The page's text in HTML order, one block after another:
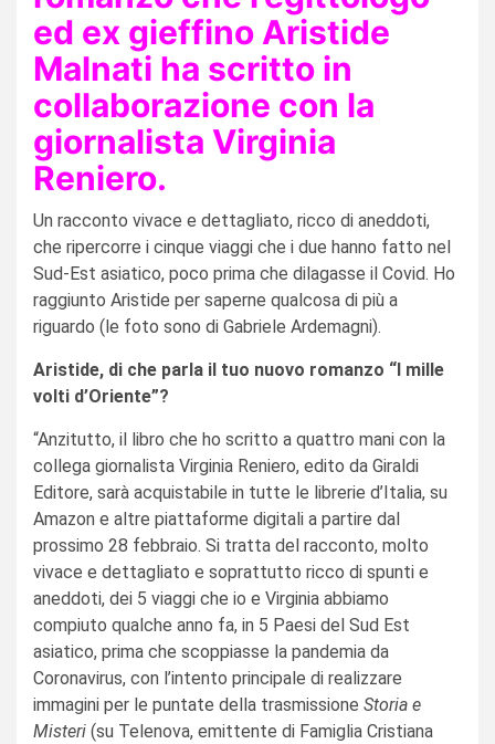
ed ex gieffino Aristide
Malnati ha scritto in
collaborazione con la
giornalista Virginia
Reniero.
Un racconto vivace e dettagliato, ricco di aneddoti,
che ripercorre i cinque viaggi che i due hanno fatto nel
Sud-Est asiatico, poco prima che dilagasse il Covid. Ho
raggiunto Aristide per saperne qualcosa di più a
riguardo (le foto sono di Gabriele Ardemagni).
Aristide, di che parla il tuo nuovo romanzo “I mille
volti d’Oriente”?
“Anzitutto, il libro che ho scritto a quattro mani con la
collega giornalista Virginia Reniero, edito da Giraldi
Editore, sarà acquistabile in tutte le librerie d’Italia, su
Amazon e altre piattaforme digitali a partire dal
prossimo 28 febbraio. Si tratta del racconto, molto
vivace e dettagliato e soprattutto ricco di spunti e
aneddoti, dei 5 viaggi che io e Virginia abbiamo
compiuto qualche anno fa, in 5 Paesi del Sud Est
asiatico, prima che scoppiasse la pandemia da
Coronavirus, con l’intento principale di realizzare
immagini per le puntate della trasmissione Storia e
Misteri (su Telenova, emittente di Famiglia Cristiana